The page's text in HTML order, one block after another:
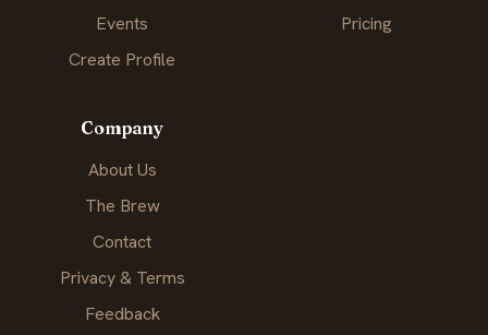
Events
Create Profile
Pricing
Company
About Us
The Brew
Contact
Privacy & Terms
Feedback